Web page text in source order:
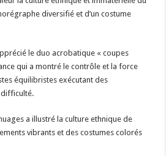
diversifié et d’un costume
le duo acrobatique « coupes
qui a montré le contrôle et la force
équilibristes exécutant des
difficulté.
a illustré la culture ethnique de
vibrants et des costumes colorés